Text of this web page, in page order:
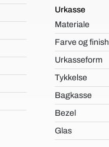
Urkasse
Materiale
Farve og finish
Urkasseform
Tykkelse
Bagkasse
Bezel
Glas